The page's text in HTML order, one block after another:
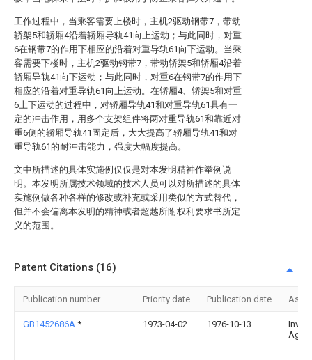
工作过程中，当乘客需要上楼时，主机2驱动钢带7，带动
轿架5和轿厢4沿着轿厢导轨41向上运动；与此同时，对重
6在钢带7的作用下相应的沿着对重导轨61向下运动。当乘
客需要下楼时，主机2驱动钢带7，带动轿架5和轿厢4沿着
轿厢导轨41向下运动；与此同时，对重6在钢带7的作用下
相应的沿着对重导轨61向上运动。在轿厢4、轿架5和对重
6上下运动的过程中，对轿厢导轨41和对重导轨61具有一
定的冲击作用，用多个支架组件将两对重导轨61和靠近对
重6侧的轿厢导轨41固定后，大大提高了轿厢导轨41和对
重导轨61的耐冲击能力，强度大幅度提高。
文中所描述的具体实施例仅仅是对本发明精神作举例说
明。本发明所属技术领域的技术人员可以对所描述的具体
实施例做各种各样的修改或补充或采用类似的方式替代，
但并不会偏离本发明的精神或者超越所附权利要求书所定
义的范围。
Patent Citations (16)
Publication number Priority date Publication date
GB1452686A * 1973-04-02 1976-10-13
Ag